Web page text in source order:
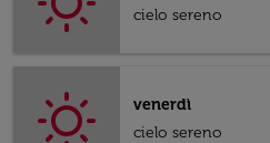
cielo sereno
venerdì
cielo sereno